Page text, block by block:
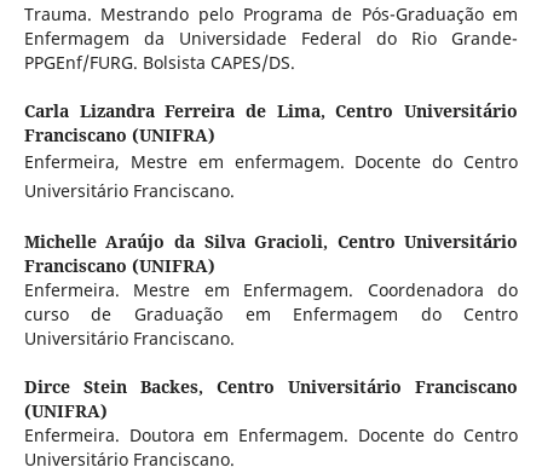
Trauma. Mestrando pelo Programa de Pós-Graduação em
Enfermagem da Universidade Federal do Rio Grande-
PPGEnf/FURG. Bolsista CAPES/DS.
Carla Lizandra Ferreira de Lima,Centro Universitário
Franciscano (UNIFRA)
Enfermeira, Mestre em enfermagem. Docente do Centro
Universitário Franciscano.
Michelle Araújo da Silva Gracioli, Centro Universitário
Franciscano (UNIFRA)
Enfermeira. Mestre em Enfermagem. Coordenadora do
curso de Graduação em Enfermagem do Centro
Universitário Franciscano.
Dirce Stein Backes,Centro Universitário Franciscano
(UNIFRA)
Enfermeira. Doutora em Enfermagem. Docente do Centro
Universitário Franciscano.